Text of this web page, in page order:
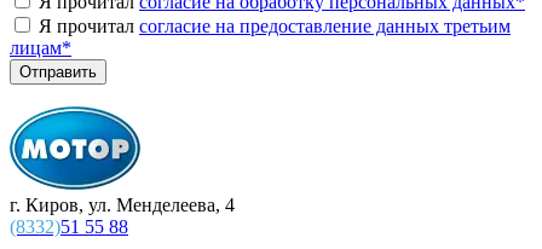
Я прочитал согласие на предоставление данных третьим
лицам*
г. Киров, ул. Менделеева, 4
(8332)51 55 88